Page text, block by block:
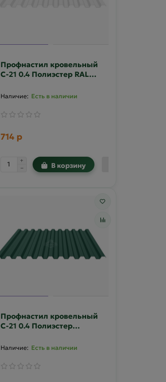
Профнастил кровельный
С-21 0.4 Полиэстер RAL
Есть в наличии
714 р
В корзину
Профнастил кровельный
С-21 0.4 Полиэстер
Есть в наличии